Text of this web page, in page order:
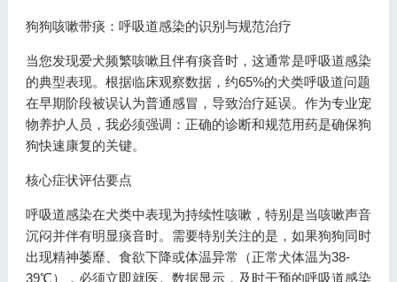
狗狗咳嗽带痰：呼吸道感染的识别与规范治疗
当您发现爱犬频繁咳嗽且伴有痰音时，这通常是呼吸道感染
的典型表现。根据临床观察数据，约65%的犬类呼吸道问题
在早期阶段被误认为普通感冒，导致治疗延误。作为专业宠
物养护人员，我必须强调：正确的诊断和规范用药是确保狗
狗快速康复的关键。
核心症状评估要点
呼吸道感染在犬类中表现为持续性咳嗽，特别是当咳嗽声音
沉闷并伴有明显痰音时。需要特别关注的是，如果狗狗同时
出现精神萎靡、食欲下降或体温异常（正常犬体温为38-
39℃），必须立即就医。数据显示，及时干预的呼吸道感染